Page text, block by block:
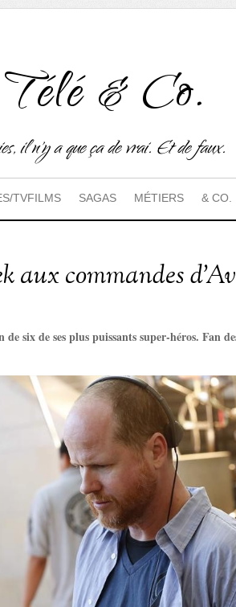
& Co.
il n'y a que ça de vrai. Et de faux.
TVFILMS SAGAS MÉTIERS & CO.
aux commandes
six de ses plus puissants super-héros. Fan